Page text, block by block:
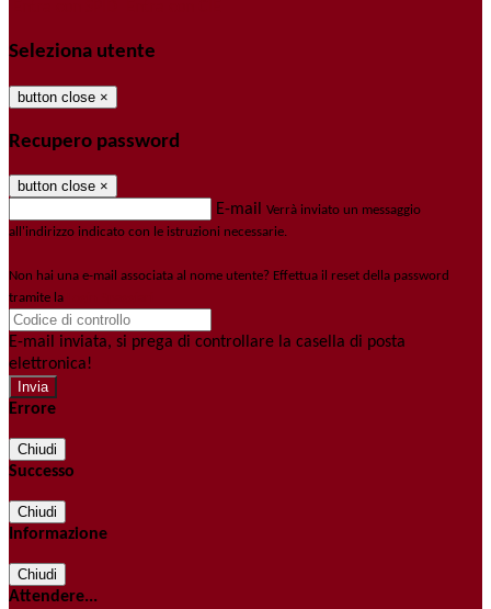
Seleziona utente
button close ×
Recupero password
button close ×
E-mail Verrà inviato un messaggio
all'indirizzo indicato con le istruzioni necessarie.
Non hai una e-mail associata al nome utente? Effettua il reset della password
tramite la
E-mail inviata, si prega di controllare la casella di posta
elettronica!
Errore
Chiudi
Successo
Chiudi
Informazione
Chiudi
Attendere...